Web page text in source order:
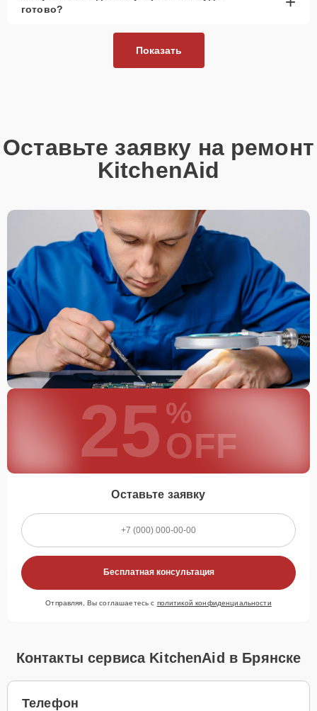
готово?
Показать
Оставьте заявку на ремонт
KitchenAid
25 %
OFF
Оставьте заявку
Бесплатная консультация
Отправляя, Вы соглашаетесь с политикой конфиденциальности
Контакты сервиса KitchenAid в Брянске
Телефон